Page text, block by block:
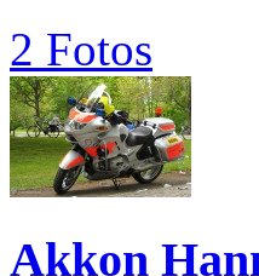
2 Fotos
Akkon